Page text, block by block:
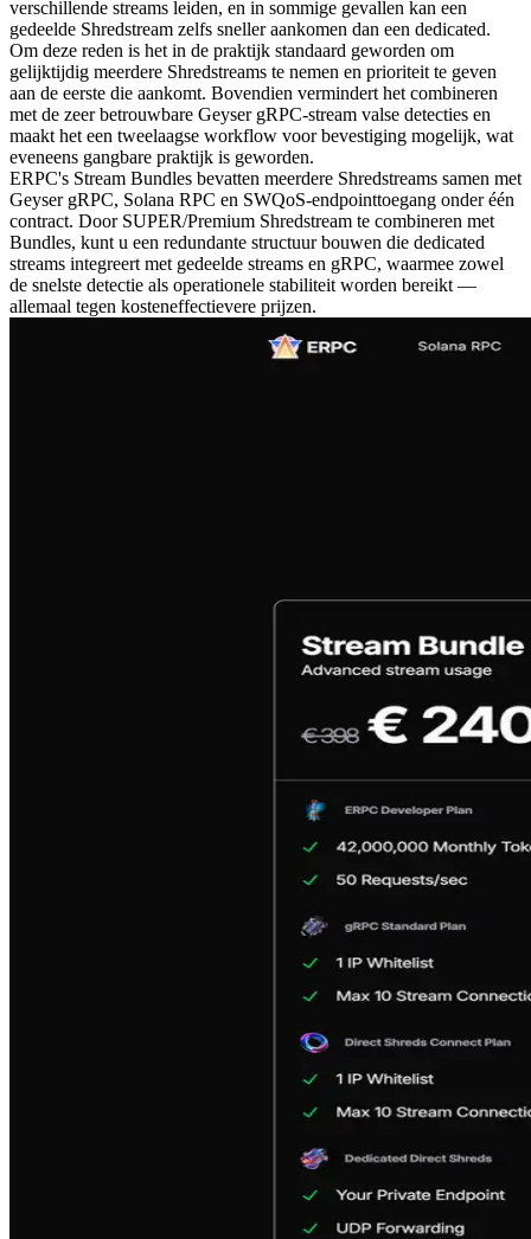
verschillende streams leiden, en in sommige gevallen kan een
gedeelde Shredstream zelfs sneller aankomen dan een dedicated.
Om deze reden is het in de praktijk standaard geworden om
gelijktijdig meerdere Shredstreams te nemen en prioriteit te geven
aan de eerste die aankomt. Bovendien vermindert het combineren
met de zeer betrouwbare Geyser gRPC-stream valse detecties en
maakt het een tweelaagse workflow voor bevestiging mogelijk, wat
eveneens gangbare praktijk is geworden.
ERPC's Stream Bundles bevatten meerdere Shredstreams samen met
Geyser gRPC, Solana RPC en SWQoS-endpointtoegang onder één
contract. Door SUPER/Premium Shredstream te combineren met
Bundles, kunt u een redundante structuur bouwen die dedicated
streams integreert met gedeelde streams en gRPC, waarmee zowel
de snelste detectie als operationele stabiliteit worden bereikt —
allemaal tegen kosteneffectievere prijzen.